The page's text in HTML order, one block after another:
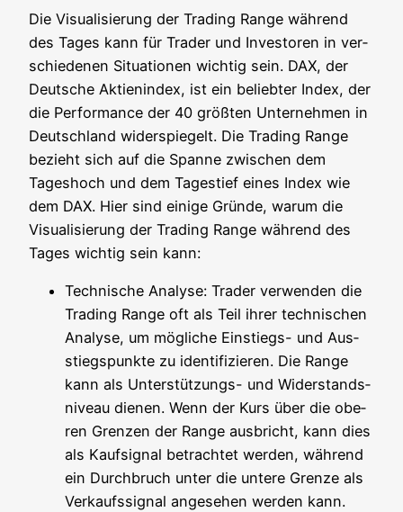
Die Visua­li­sie­rung der Tra­ding Ran­ge wäh­rend
des Tages kann für Trader und Inves­to­ren in ver­
schie­de­nen Situa­tio­nen wich­tig sein. DAX, der
Deut­sche Akti­en­in­dex, ist ein belieb­ter Index, der
die Per­for­mance der 40 größ­ten Unter­neh­men in
Deutsch­land wider­spie­gelt. Die Tra­ding Ran­ge
bezieht sich auf die Span­ne zwi­schen dem
Tages­hoch und dem Tages­tief eines Index wie
dem DAX. Hier sind eini­ge Grün­de, war­um die
Visua­li­sie­rung der Tra­ding Ran­ge wäh­rend des
Tages wich­tig sein kann:
Tech­ni­sche Ana­ly­se: Trader ver­wen­den die
Tra­ding Ran­ge oft als Teil ihrer tech­ni­schen
Ana­ly­se, um mög­li­che Ein­stiegs- und Aus­
stiegs­punk­te zu iden­ti­fi­zie­ren. Die Ran­ge
kann als Unter­stüt­zungs- und Wider­stands­
ni­veau die­nen. Wenn der Kurs über die obe­
ren Gren­zen der Ran­ge aus­bricht, kann dies
als Kauf­si­gnal betrach­tet wer­den, wäh­rend
ein Durch­bruch unter die unte­re Gren­ze als
Ver­kaufs­si­gnal ange­se­hen wer­den kann.